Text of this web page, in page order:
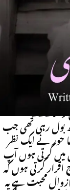
Mafia Base
کہ وہاں سب
شادی کی طرح تو
رکا تھا یہ کیسا
جہاں محبت
رکھتا۔۔۔
بول رہی تھی جب
حور نے ایک نظر
میں کرتی ہوں آپ
کرتی ہوں کہ
محبت ہے یہ